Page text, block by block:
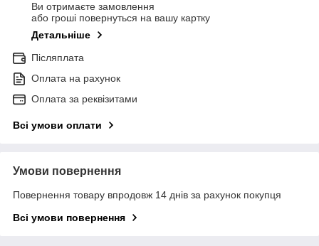
Ви отримаєте замовлення
або гроші повернуться на вашу картку
Детальніше
Післяплата
Оплата на рахунок
Оплата за реквізитами
Всі умови оплати
Умови повернення
Повернення товару впродовж 14 днів за рахунок покупця
Всі умови повернення